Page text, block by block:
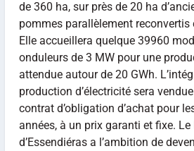
de 360 ha, sur près de 20 ha
pommes parallèlement reconvertis
Elle accueillera quelque 39960
onduleurs de 3 MW pour une
attendue autour de 20 GWh.
production d’électricité sera
contrat d’obligation d’achat pour
années, à un prix garanti et fixe.
d’Essendiéras a l’ambition de